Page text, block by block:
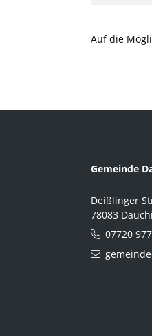
Auf die
Gemeinde
Deißlinger
78083
07720